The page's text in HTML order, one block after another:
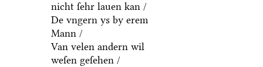
nicht ſehr lauen kan /
De vngern ys by erem
Mann /
Van velen andern wil
weſen geſehen /